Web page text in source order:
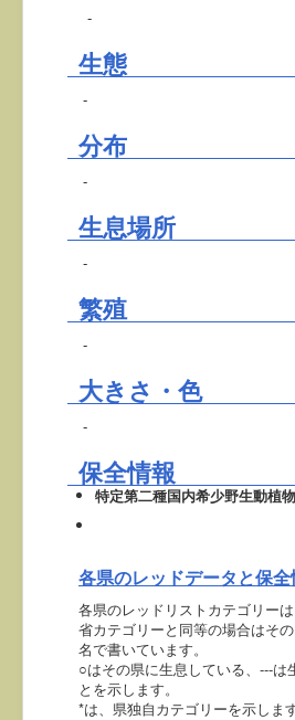
-
生態
-
分布
-
生息場所
-
繁殖
-
大きさ・色
-
保全情報
特定第二種国内希少野生動植
各県のレッドデータと保全
各県のレッドリストカテゴリー
省カテゴリーと同等の場合はそ
名で書いています。
○はその県に生息している、---は
とを示します。
*は、県独自カテゴリーを示します